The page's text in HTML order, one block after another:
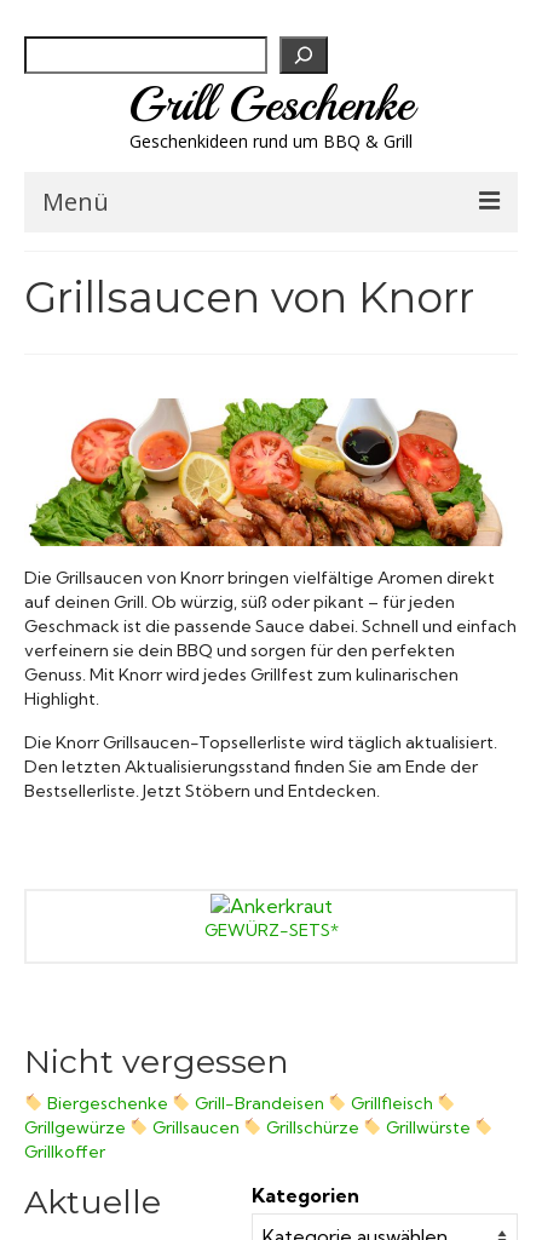
Grill Geschenke
Geschenkideen rund um BBQ & Grill
Menü
Grillfleisch & Wurst
Grillgewürze
Grillsaucen
Bücher
Grillsaucen von Knorr
Die Grillsaucen von Knorr bringen vielfältige Aromen direkt
auf deinen Grill. Ob würzig, süß oder pikant – für jeden
Geschmack ist die passende Sauce dabei. Schnell und einfach
verfeinern sie dein BBQ und sorgen für den perfekten
Genuss. Mit Knorr wird jedes Grillfest zum kulinarischen
Highlight.
Die Knorr Grillsaucen-Topsellerliste wird täglich aktualisiert.
Den letzten Aktualisierungsstand finden Sie am Ende der
Bestsellerliste. Jetzt Stöbern und Entdecken.
GEWÜRZ-SETS*
Nicht vergessen
Biergeschenke Grill-Brandeisen
Grillfleisch
Grillgewürze
Grillsaucen Grillschürze
Grillwürste
Grillkoffer
Kategorien
Aktuelle